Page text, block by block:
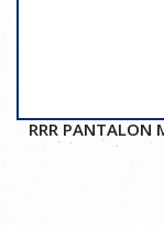
RRR PANTALON